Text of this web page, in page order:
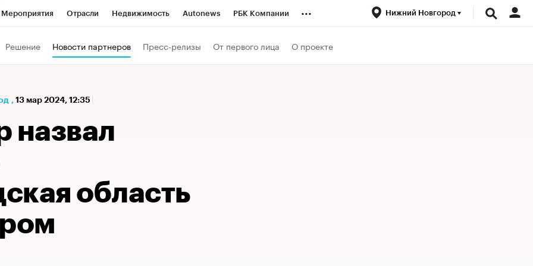
Мероприятия Отрасли Недвижимость Autonews РБК Компании ... Нижний Новгород
Решение Новости партнеров Пресс-релизы От первого лица О проекте
, 13 мар 2024, 12:35
назвал
область